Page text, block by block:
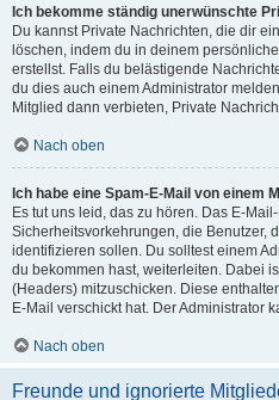
Ich bekomme ständig unerwünschte
Du kannst Private Nachrichten, die dir
löschen, indem du in deinem
erstellst. Falls du belästigende
du dies auch einem Administrator
Mitglied dann verbieten, Private
Nach oben
Ich habe eine Spam-E-Mail von einem
Es tut uns leid, das zu hören. Das E-
Sicherheitsvorkehrungen, die Benutzer,
identifizieren sollen. Du solltest einem
du bekommen hast, weiterleiten. Dabei
(Headers) mitzuschicken. Diese
E-Mail verschickt hat. Der Administrator
Nach oben
Freunde und ignorierte